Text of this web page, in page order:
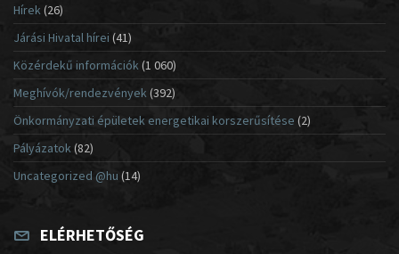
Hírek(26)
Járási Hivatal hírei (41)
Közérdekű információk(1 060)
Meghívók/rendezvények (392)
Önkormányzati épületek energetikai korszerűsítése (2)
Pályázatok (82)
Uncategorized @hu (14)
ELÉRHETŐSÉG